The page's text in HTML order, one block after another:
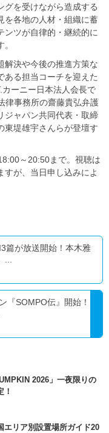
グを受けながら造成する
を各地の人材・組織に蓄
ンツが自律的・継続的に
解決や今後の推進方策な
ある担当コーチを迎えた
ーニー日本法人会長で
律事務所の齋藤貴弘弁護
ジャパン共同代表・取締
東堤雄宇さんらが登壇す
～20:50まで。視聴は
すが、当日申し込みによ
篇が放送開始！本木雅
...
『SOMPO伝』開始！
2026」一夜限りの
エリア別設置場所ガイド20